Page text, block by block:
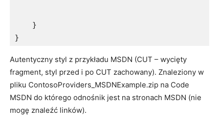
    }
}
Autentyczny styl z przykładu MSDN (CUT – wycięty
fragment, styl przed i po CUT zachowany). Znaleziony w
pliku ContosoProviders_MSDNExample.zip na Code
MSDN do którego odnośnik jest na stronach MSDN (nie
mogę znaleźć linków).